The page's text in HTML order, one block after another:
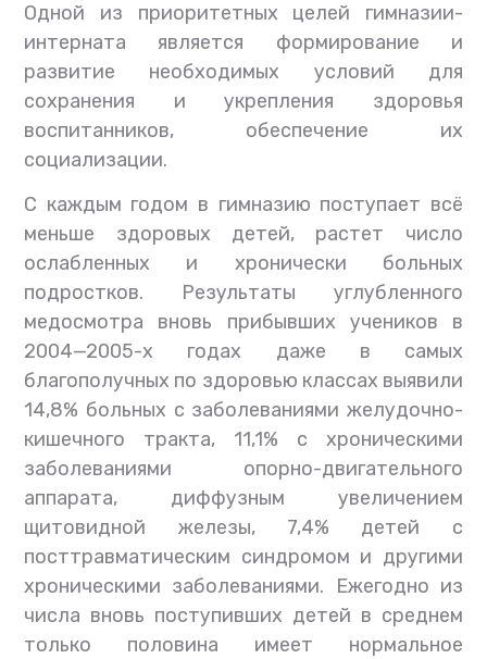
Одной из приоритетных целей гимназии-
интерната является формирование и
развитие необходимых условий для
сохранения и укрепления здоровья
воспитанников, обеспечение их
социализации.
С каждым годом в гимназию поступает всё
меньше здоровых детей, растет число
ослабленных и хронически больных
подростков. Результаты углубленного
медосмотра вновь прибывших учеников в
2004—2005-х годах даже в самых
благополучных по здоровью классах выявили
14,8% больных с заболеваниями желудочно-
кишечного тракта, 11,1% с хроническими
заболеваниями опорно-двигательного
аппарата, диффузным увеличением
щитовидной железы, 7,4% детей с
посттравматическим синдромом и другими
хроническими заболеваниями. Ежегодно из
числа вновь поступивших детей в среднем
только половина имеет нормальное